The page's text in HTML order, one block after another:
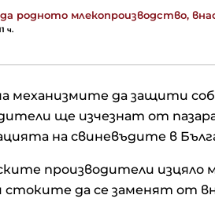
родното млекопроизводство,
ч.
механизмите да защити
ще изчезнат от
на свиневъдите в
производители
стоките да се заменят от